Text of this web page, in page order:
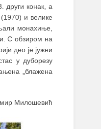
други конак, а
и велике
монахиње,
С обзиром на
део је јужни
у дуборезу
„блажена
Милошевић